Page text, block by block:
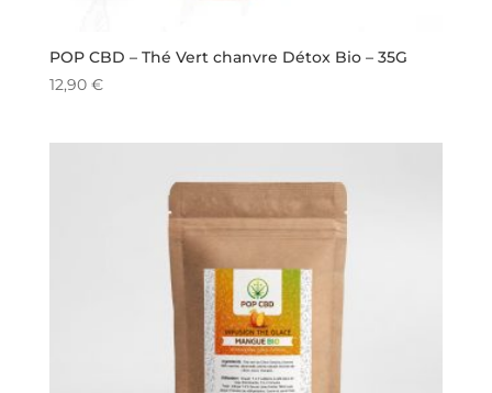
POP CBD – Thé Vert chanvre Détox Bio – 35G
12,90 €